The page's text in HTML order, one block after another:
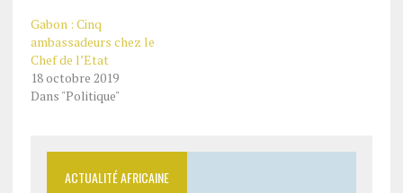
Gabon : Cinq
ambassadeurs chez le
Chef de l’Etat
18 octobre 2019
Dans "Politique"
ACTUALITÉ AFRICAINE